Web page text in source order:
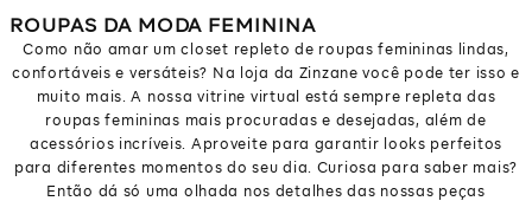
ROUPAS DA MODA FEMININA
Como não amar um closet repleto de roupas femininas lindas,
confortáveis e versáteis? Na loja da Zinzane você pode ter isso e
muito mais. A nossa vitrine virtual está sempre repleta das
roupas femininas mais procuradas e desejadas, além de
acessórios incríveis. Aproveite para garantir looks perfeitos
para diferentes momentos do seu dia. Curiosa para saber mais?
Então dá só uma olhada nos detalhes das nossas peças